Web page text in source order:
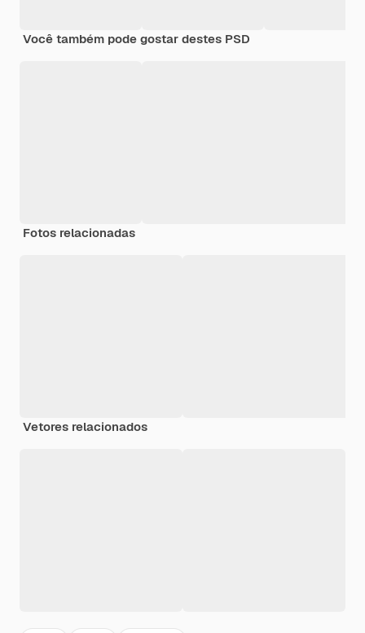
Você também pode gostar destes PSD
Fotos relacionadas
Vetores relacionados